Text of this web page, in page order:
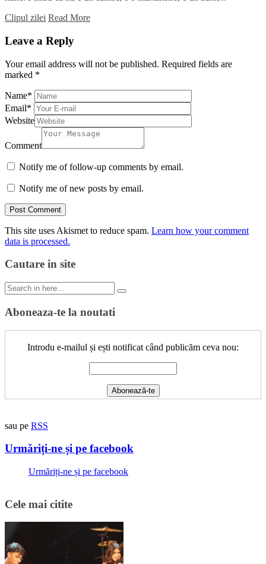
Clipul zilei Read More
Leave a Reply
Your email address will not be published. Required fields are
marked *
Name*
Email*
Website
Comment
Notify me of follow-up comments by email.
Notify me of new posts by email.
This site uses Akismet to reduce spam. Learn how your comment
data is processed.
Cautare in site
Search
for:
Aboneaza-te la noutati
Introdu e-mailul și ești notificat când publicăm ceva nou:
sau pe RSS
Urmăriți-ne și pe facebook
Urmăriți-ne și pe facebook
Cele mai citite